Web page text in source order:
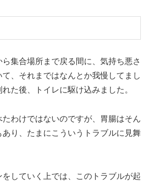
集合場所まで戻る間に、気持ち悪さ
、それまではなんとか我慢してまし
た後、トイレに駆け込みました。
わけではないのですが、胃腸はそん
り、たまにこういうトラブルに見舞
していく上では、このトラブルが起